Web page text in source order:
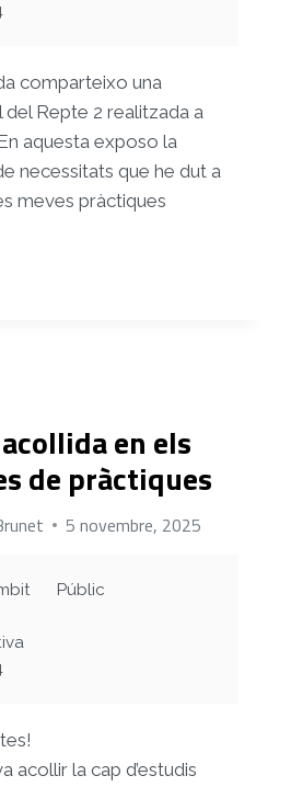
comparteixo una
del Repte 2 realitzada a
aquesta exposo la
necessitats que he dut a
meves pràctiques
en els
de pràctiques
5 novembre, 2025
Públic
acollir la cap d’estudis